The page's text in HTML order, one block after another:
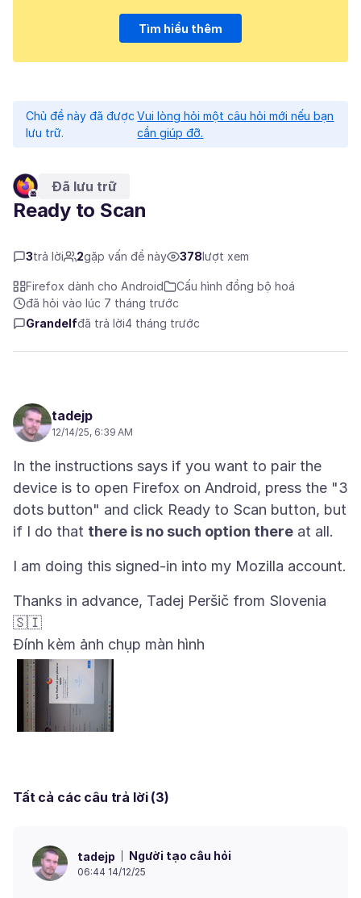
Tìm hiểu thêm
Chủ đề này đã được
lưu trữ.
Vui lòng hỏi một câu hỏi mới nếu bạn
cần giúp đỡ.
Đã lưu trữ
Ready to Scan
3trả lời 2gặp vấn đề này 378lượt xem
Firefox dành cho Android
Cấu hình đồng bộ hoá
đã hỏi vào lúc 7 tháng trước
Grandelfđã trả lời4 tháng trước
tadejp
12/14/25, 6:39 AM
In the instructions says if you want to pair the
device is to open Firefox on Android, press the "3
dots button" and click Ready to Scan button, but
if I do that there is no such option there
Thanks in advance, Tadej Peršič from Slovenia
Đính kèm ảnh chụp màn hình
Tất cả các câu trả lời (3)
tadejp Người tạo câu hỏi
06:44 14/12/25